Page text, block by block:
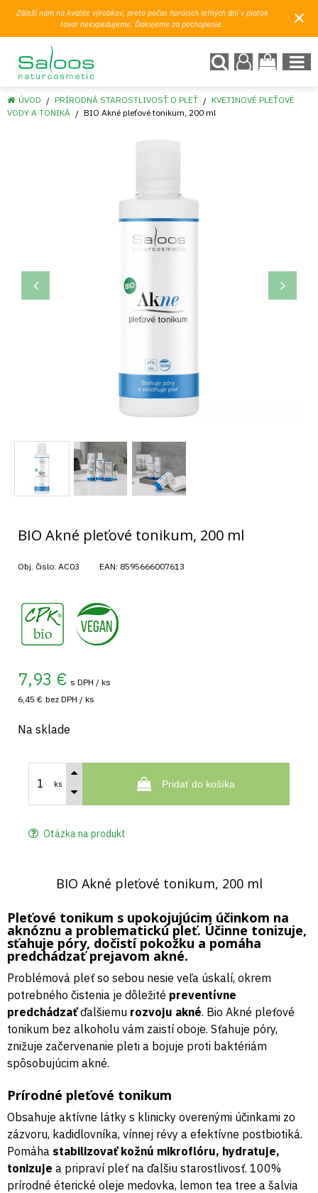
Záleží nám na kvalite výrobkov, preto počas horúcich letných dní v piatok
tovar neexpedujeme. Ďakujeme za pochopenie.
×
ÚVOD PRÍRODNÁ STAROSTLIVOSŤ O PLEŤ
KVETINOVÉ PLEŤOVÉ
VODY A TONIKÁ
BIO Akné pleťové tonikum, 200 ml
BIO Akné pleťové tonikum, 200 ml
Obj. čislo: AC03 EAN: 8595666007613
7,93 € s DPH / ks
6,45 € bez DPH / ks
Na sklade
ks Pridať do košíka
Otázka na produkt
BIO Akné pleťové tonikum, 200 ml
Pleťové tonikum s upokojujúcim účinkom na
aknóznu a problematickú pleť. Účinne tonizuje,
sťahuje póry, dočistí pokožku a pomáha
predchádzať prejavom akné.
Problémová pleť so sebou nesie veľa úskalí, okrem
potrebného čistenia je dôležité preventívne
predchádzaťďalšiemu rozvoju akné. Bio Akné pleťové
tonikum bez alkoholu vám zaistí oboje. Sťahuje póry,
znižuje začervenanie pleti a bojuje proti baktériám
spôsobujúcim akné.
Prírodné pleťové tonikum
Obsahuje aktívne látky s klinicky overenými účinkami zo
zázvoru, kadidlovníka, vínnej révy a efektívne postbiotiká.
Pomáha stabilizovať kožnú mikroflóru, hydratuje,
tonizuje a pripraví pleť na ďalšiu starostlivosť. 100%
prírodné éterické oleje medovka, lemon tea tree a šalvia